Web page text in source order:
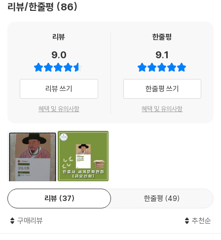
하거나(「남
이야기들 속에 부조리한 사회에 대한 작가의 통렬한 비판과 절규가 녹아
있다.
▶ 치열하게 현실을 살다 간 김시습이 남겨 놓은 다섯 편의 이야기는 비현
실 세계를 다루고
지니며 세대를 거듭하며 생각할 거리를 제공한다. ─ 이지하, 「작품 해설」
에서
리뷰/한줄평 86
리뷰
9.0
리뷰 쓰기
혜택 및 유의사항
한줄평
9.1
한줄평 쓰기
혜택 및 유의사항
리뷰 37 한줄평 49
구매리뷰 추천순